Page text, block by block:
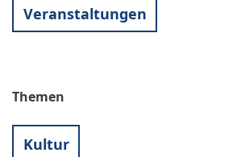
Veranstaltungen
Themen
Kultur